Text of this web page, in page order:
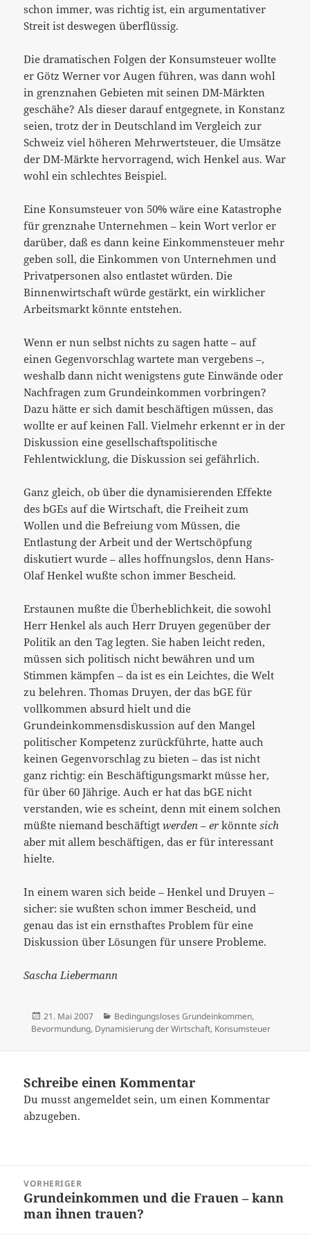
schon immer, was richtig ist, ein argumentativer
Streit ist deswegen überflüssig.
Die dramatischen Folgen der Konsumsteuer wollte
er Götz Werner vor Augen führen, was dann wohl
in grenznahen Gebieten mit seinen DM-Märkten
geschähe? Als dieser darauf entgegnete, in Konstanz
seien, trotz der in Deutschland im Vergleich zur
Schweiz viel höheren Mehrwertsteuer, die Umsätze
der DM-Märkte hervorragend, wich Henkel aus. War
wohl ein schlechtes Beispiel.
Eine Konsumsteuer von 50% wäre eine Katastrophe
für grenznahe Unternehmen – kein Wort verlor er
darüber, daß es dann keine Einkommensteuer mehr
geben soll, die Einkommen von Unternehmen und
Privatpersonen also entlastet würden. Die
Binnenwirtschaft würde gestärkt, ein wirklicher
Arbeitsmarkt könnte entstehen.
Wenn er nun selbst nichts zu sagen hatte – auf
einen Gegenvorschlag wartete man vergebens –,
weshalb dann nicht wenigstens gute Einwände oder
Nachfragen zum Grundeinkommen vorbringen?
Dazu hätte er sich damit beschäftigen müssen, das
wollte er auf keinen Fall. Vielmehr erkennt er in der
Diskussion eine gesellschaftspolitische
Fehlentwicklung, die Diskussion sei gefährlich.
Ganz gleich, ob über die dynamisierenden Effekte
des bGEs auf die Wirtschaft, die Freiheit zum
Wollen und die Befreiung vom Müssen, die
Entlastung der Arbeit und der Wertschöpfung
diskutiert wurde – alles hoffnungslos, denn Hans-
Olaf Henkel wußte schon immer Bescheid.
Erstaunen mußte die Überheblichkeit, die sowohl
Herr Henkel als auch Herr Druyen gegenüber der
Politik an den Tag legten. Sie haben leicht reden,
müssen sich politisch nicht bewähren und um
Stimmen kämpfen – da ist es ein Leichtes, die Welt
zu belehren. Thomas Druyen, der das bGE für
vollkommen absurd hielt und die
Grundeinkommensdiskussion auf den Mangel
politischer Kompetenz zurückführte, hatte auch
keinen Gegenvorschlag zu bieten – das ist nicht
ganz richtig: ein Beschäftigungsmarkt müsse her,
für über 60 Jährige. Auch er hat das bGE nicht
verstanden, wie es scheint, denn mit einem solchen
müßte niemand beschäftigtwerden –erkönnte sich
aber mit allem beschäftigen, das er für interessant
hielte.
In einem waren sich beide – Henkel und Druyen –
sicher: sie wußten schon immer Bescheid, und
genau das ist ein ernsthaftes Problem für eine
Diskussion über Lösungen für unsere Probleme.
Sascha Liebermann
Veröffentlicht
am
21. Mai 2007 Kategorien
Bedingungsloses Grundeinkommen,
Bevormundung, Dynamisierung der Wirtschaft, Konsumsteuer
Schreibe einen Kommentar
Du musstangemeldet sein, um einen Kommentar
abzugeben.
VORHERIGER
Vorheriger
Beitrag:
Grundeinkommen und die Frauen – kann
man ihnen trauen?